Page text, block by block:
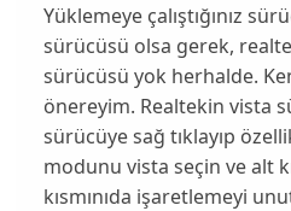
Yüklemeye çalıştığınız
sürücüsü olsa gerek,
sürücüsü yok herhalde.
önereyim. Realtekin vista
sürücüye sağ tıklayıp
modunu vista seçin ve alt
kısmınıda işaretlemeyi